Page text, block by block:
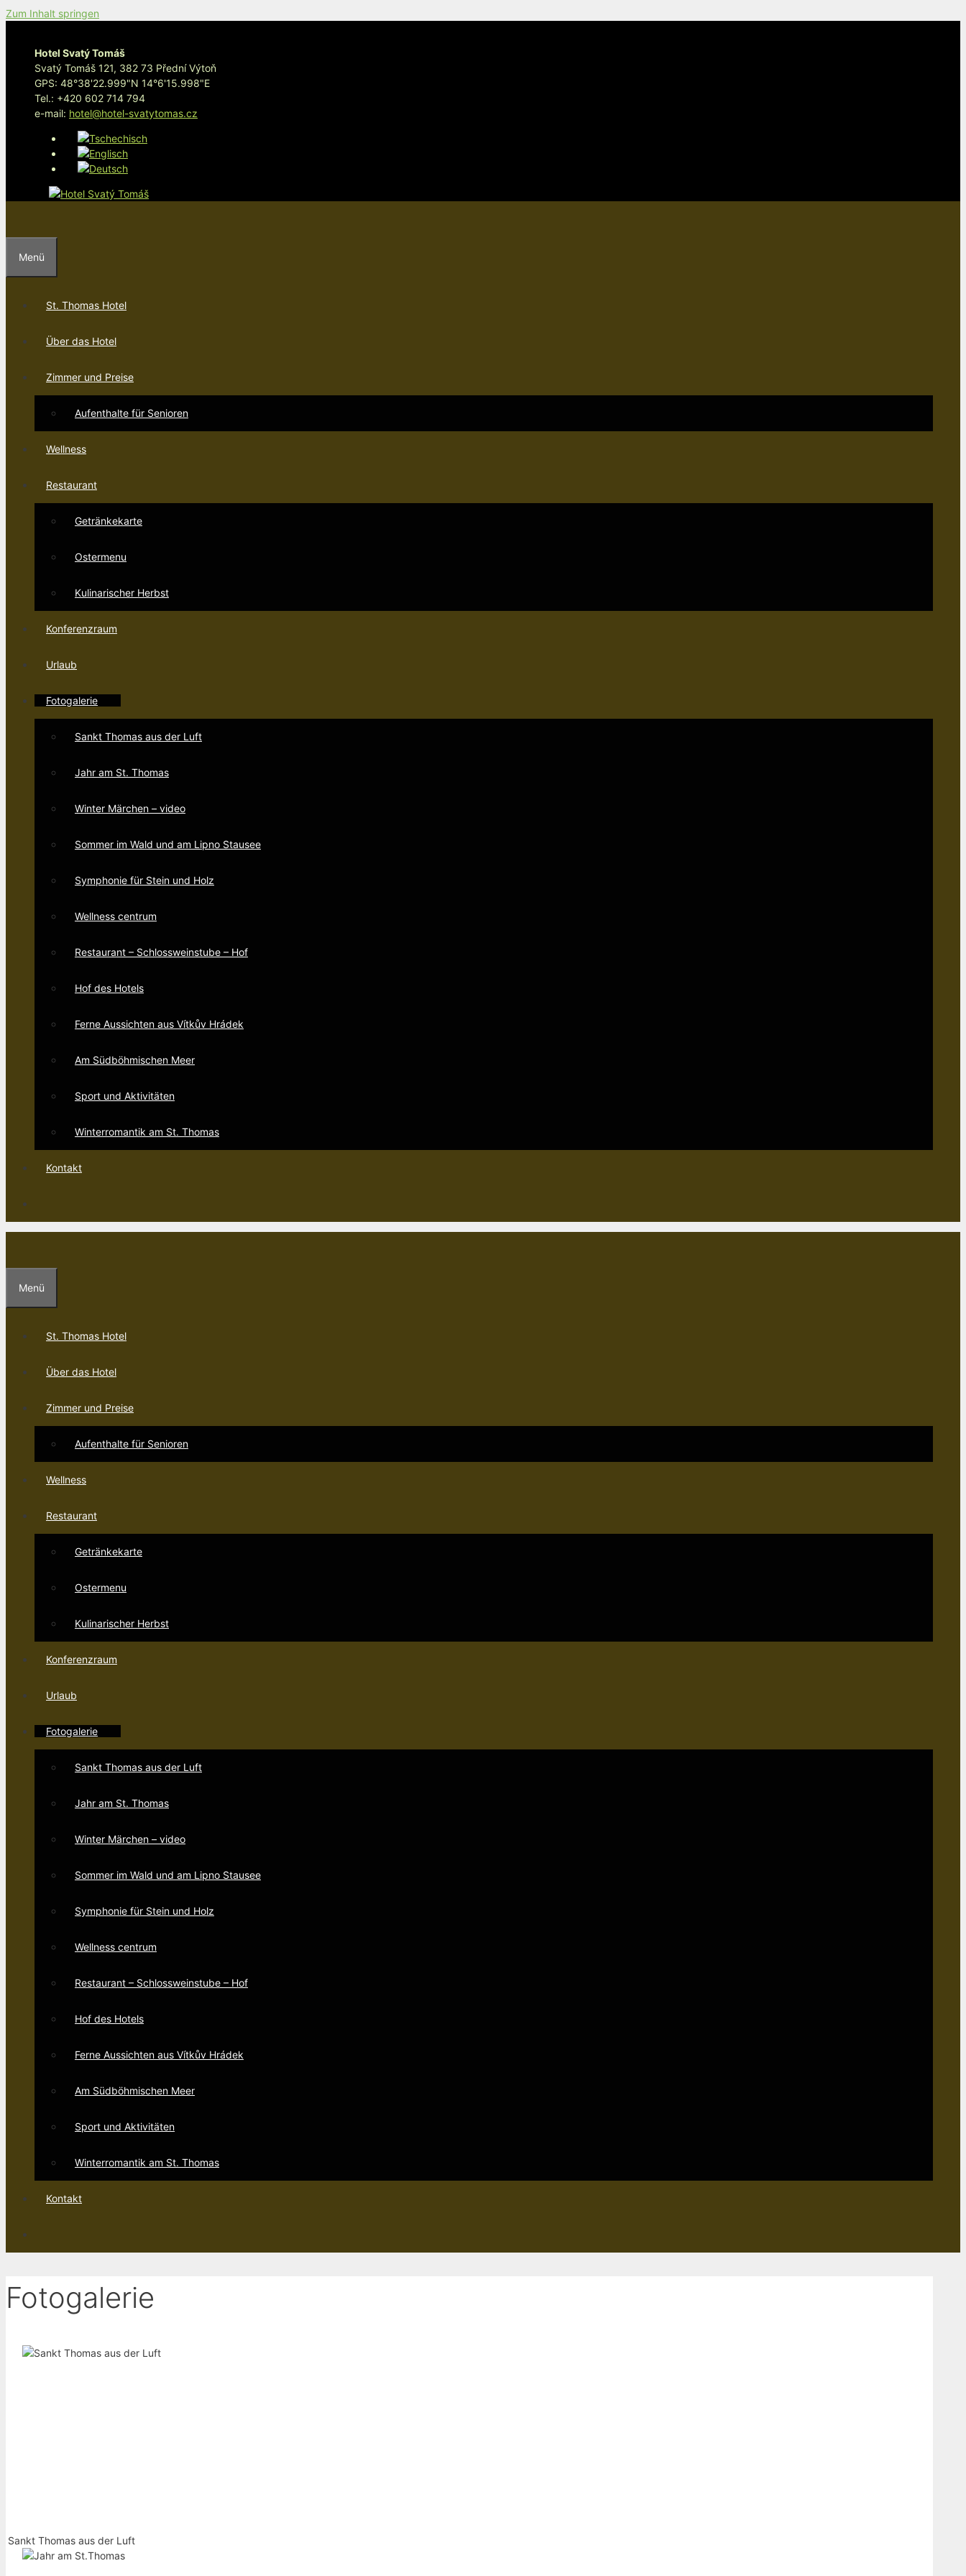
Zum Inhalt springen
Hotel Svatý Tomáš
Svatý Tomáš 121, 382 73 Přední Výtoň
GPS: 48°38'22.999"N 14°6'15.998"E
Tel.: +420 602 714 794
e-mail: hotel@hotel-svatytomas.cz
Menü
St. Thomas Hotel
Über das Hotel
Zimmer und Preise
Aufenthalte für Senioren
Wellness
Restaurant
Getränkekarte
Ostermenu
Kulinarischer Herbst
Konferenzraum
Urlaub
Fotogalerie
Sankt Thomas aus der Luft
Jahr am St. Thomas
Winter Märchen – video
Sommer im Wald und am Lipno Stausee
Symphonie für Stein und Holz
Wellness centrum
Restaurant – Schlossweinstube – Hof
Hof des Hotels
Ferne Aussichten aus Vítkův Hrádek
Am Südböhmischen Meer
Sport und Aktivitäten
Winterromantik am St. Thomas
Kontakt
Menü
St. Thomas Hotel
Über das Hotel
Zimmer und Preise
Aufenthalte für Senioren
Wellness
Restaurant
Getränkekarte
Ostermenu
Kulinarischer Herbst
Konferenzraum
Urlaub
Fotogalerie
Sankt Thomas aus der Luft
Jahr am St. Thomas
Winter Märchen – video
Sommer im Wald und am Lipno Stausee
Symphonie für Stein und Holz
Wellness centrum
Restaurant – Schlossweinstube – Hof
Hof des Hotels
Ferne Aussichten aus Vítkův Hrádek
Am Südböhmischen Meer
Sport und Aktivitäten
Winterromantik am St. Thomas
Kontakt
Fotogalerie
Sankt Thomas aus der Luft